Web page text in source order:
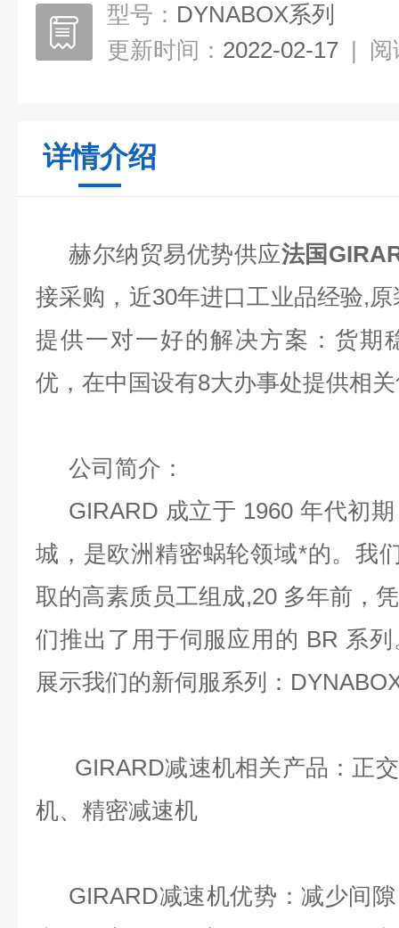
型号： DYNABOX系列
更新时间： 2022-02-17 | 阅
详情介绍
赫尔纳贸易优势供应法国
接采购，近30年进口工业品经验,
提供一对一好的解决方案：货期
优，在中国设有8大办事处提供相
公司简介：
GIRARD 成立于 1960 年代初
城，是欧洲精密蜗轮领域*的。我
取的高素质员工组成,20 多年前，
们推出了用于伺服应用的 BR 系
展示我们的新伺服系列：
GIRARD减速机相关产品：正
机、精密减速机
GIRARD减速机优势：减少间